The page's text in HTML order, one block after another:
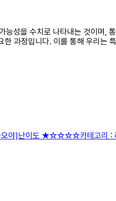
성을 수치로 나타내는 것이며,
과정입니다. 이를 통해 우리는
나오야)난이도 ★☆☆☆☆카테고리 :